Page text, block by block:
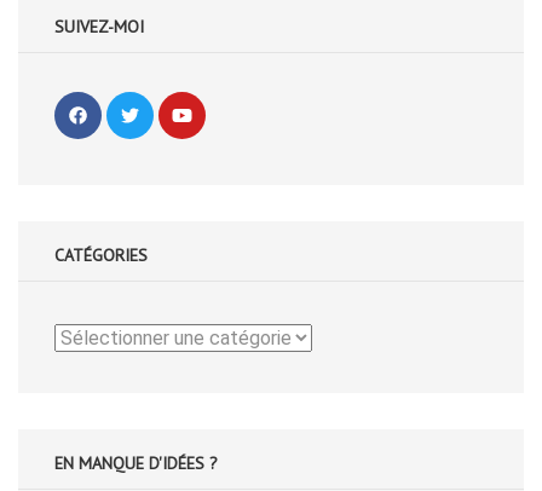
SUIVEZ-MOI
CATÉGORIES
Catégories
EN MANQUE D'IDÉES ?